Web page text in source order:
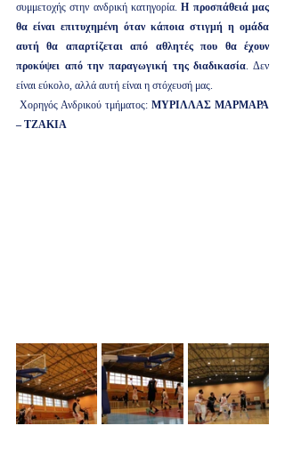
συμμετοχής στην ανδρική κατηγορία. Η προσπάθειά μας
θα είναι επιτυχημένη όταν κάποια στιγμή η ομάδα
αυτή θα απαρτίζεται από αθλητές που θα έχουν
προκύψει από την παραγωγική της διαδικασία. Δεν
είναι εύκολο, αλλά αυτή είναι η στόχευσή μας.
Χορηγός Ανδρικού τμήματος: ΜΥΡΙΛΛΑΣ ΜΑΡΜΑΡΑ
– ΤΖΑΚΙΑ